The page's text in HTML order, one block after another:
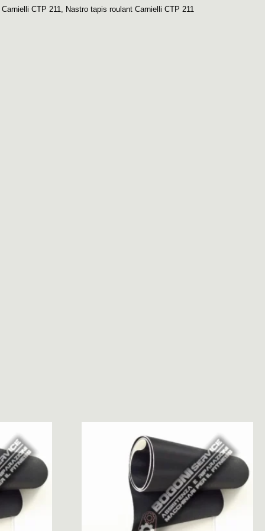
Carnielli CTP 211, Nastro tapis roulant Carnielli CTP 211